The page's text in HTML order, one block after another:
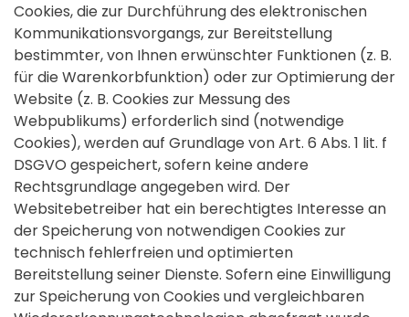
Cookies, die zur Durchführung des elektronischen
Kommunikationsvorgangs, zur Bereitstellung
bestimmter, von Ihnen erwünschter Funktionen (z. B.
für die Warenkorbfunktion) oder zur Optimierung der
Website (z. B. Cookies zur Messung des
Webpublikums) erforderlich sind (notwendige
Cookies), werden auf Grundlage von Art. 6 Abs. 1 lit. f
DSGVO gespeichert, sofern keine andere
Rechtsgrundlage angegeben wird. Der
Websitebetreiber hat ein berechtigtes Interesse an
der Speicherung von notwendigen Cookies zur
technisch fehlerfreien und optimierten
Bereitstellung seiner Dienste. Sofern eine Einwilligung
zur Speicherung von Cookies und vergleichbaren